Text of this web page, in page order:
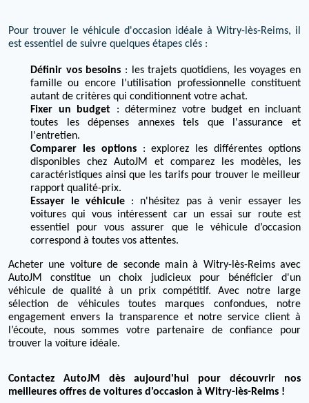
Pour trouver le véhicule d'occasion idéale à Witry-lès-Reims, il
est essentiel de suivre quelques étapes clés :
Définir vos besoins : les trajets quotidiens, les voyages en
famille ou encore l’utilisation professionnelle constituent
autant de critères qui conditionnent votre achat.
Fixer un budget : déterminez votre budget en incluant
toutes les dépenses annexes tels que l'assurance et
l'entretien.
Comparer les options: explorez les différentes options
disponibles chez AutoJM et comparez les modèles, les
caractéristiques ainsi que les tarifs pour trouver le meilleur
rapport qualité-prix.
Essayer le véhicule : n'hésitez pas à venir essayer les
voitures qui vous intéressent car un essai sur route est
essentiel pour vous assurer que le véhicule d’occasion
correspond à toutes vos attentes.
Acheter une voiture de seconde main à Witry-lès-Reims avec
AutoJM constitue un choix judicieux pour bénéficier d'un
véhicule de qualité à un prix compétitif. Avec notre large
sélection de véhicules toutes marques confondues, notre
engagement envers la transparence et notre service client à
l’écoute, nous sommes votre partenaire de confiance pour
trouver la voiture idéale.
Contactez AutoJM dès aujourd'hui pour découvrir nos
meilleures offres de voitures d'occasion à Witry-lès-Reims !